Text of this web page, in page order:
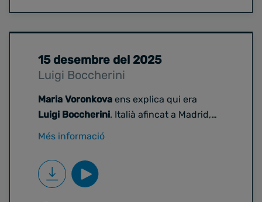
15 desembre del 2025
Luigi Boccherini
Maria Voronkova ens explica qui era
Luigi Boccherini. Italià afincat a Madrid,
molts altres... Que el talent no sempre
garanteix la supervivència.
Més informació